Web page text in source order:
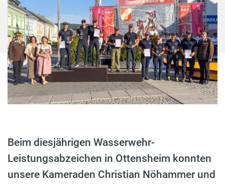
Beim diesjährigen Wasserwehr-
Leistungsabzeichen in Ottensheim konnten
unsere Kameraden Christian Nöhammer und